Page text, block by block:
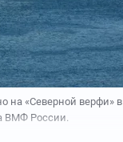
на «Северной верфи» в
ВМФ России.